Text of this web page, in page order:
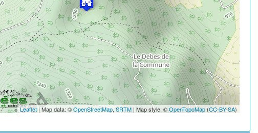
Leaflet| Map data: ©OpenStreetMap,SRTM | Map style: ©OpenTopoMap (CC-BY-SA)